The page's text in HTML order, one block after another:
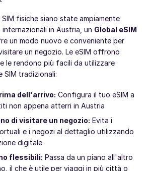
fisiche siano state ampiamente
in Austria, un Global eSIM
un modo nuovo e conveniente per
un negozio. Le eSIM offrono
le rendono più facili da utilizzare
SIM tradizionali:
dell'arrivo: Configura il tuo eSIM a
non appena atterri in Austria
di visitare un negozio: Evita i
e i negozi al dettaglio utilizzando
digitale
flessibili: Passa da un piano all'altro
il che è utile per viaggi in più città o